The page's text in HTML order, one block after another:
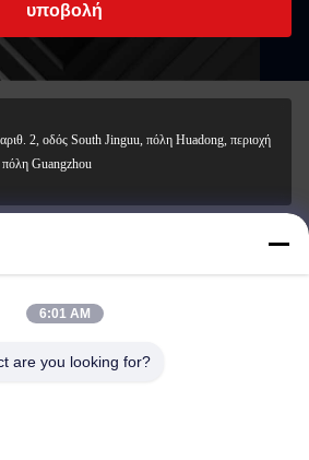
υποβολή
2, οδός South Jinguu, πόλη Huadong, περιοχή
Guangzhou
6:01 AM
are you looking for?